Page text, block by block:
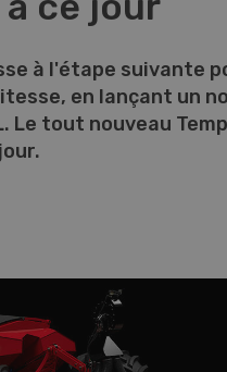
à l'étape suivante
en lançant un
Le tout nouveau